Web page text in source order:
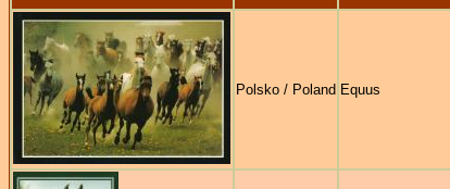
Polsko / Poland Equus